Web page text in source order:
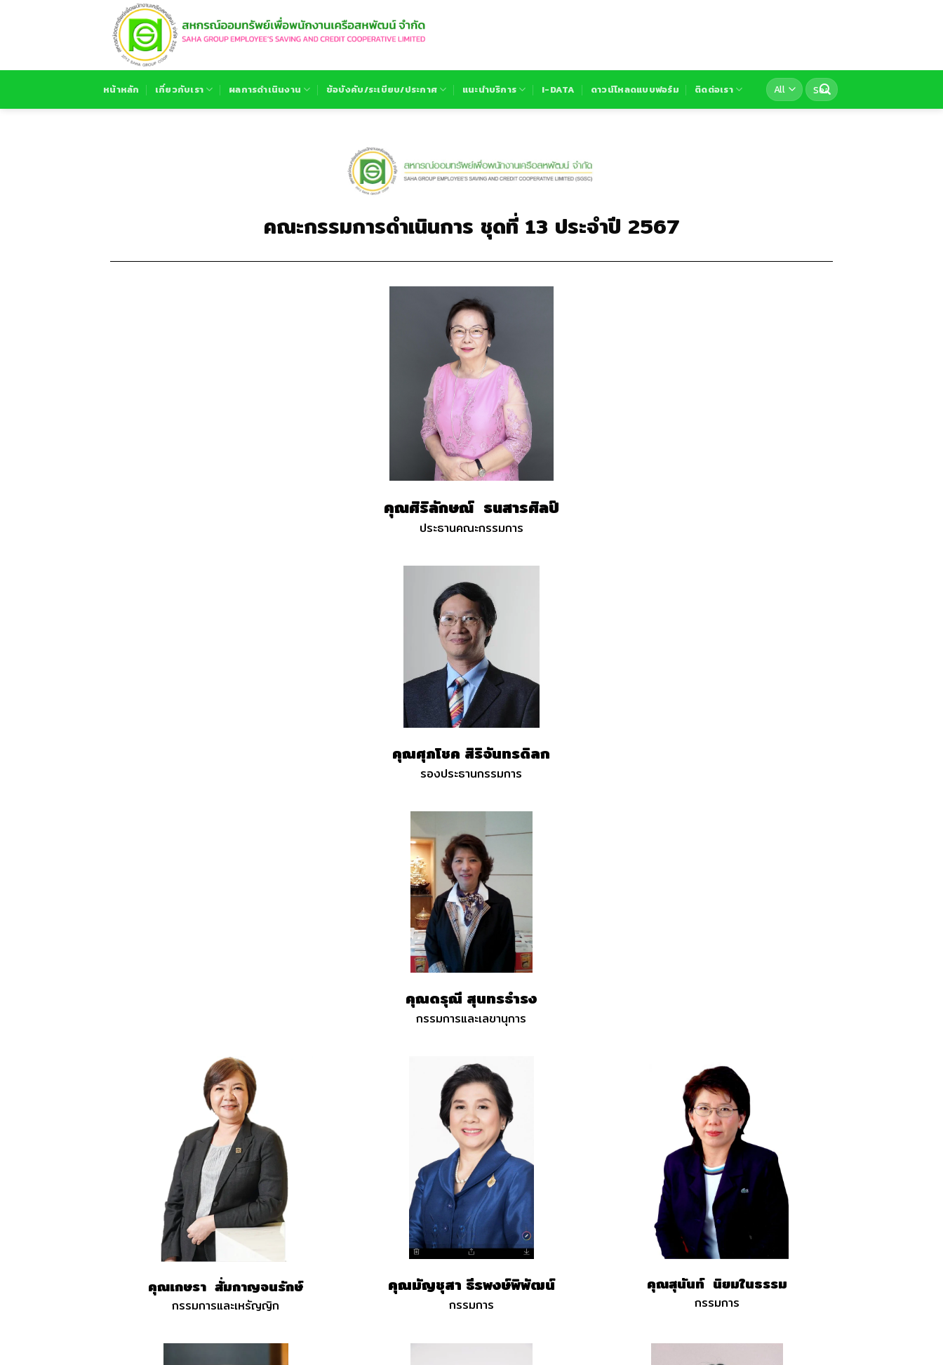
หน้าหลัก เกี่ยวกับเรา ผลการดำเนินงาน ข้อบังคับ/ระเบียบ/ประกาศ แนะนำบริการ I-DATA ดาวน์โหลดแบบฟอร์ม ติดต่อเรา
คณะกรรมการดำเนินการ ชุดที่ 13 ประจำปี 2567
คุณศิริลักษณ์ธนสารศิลป์
ประธานคณะกรรมการ
คุณศุภโชค สิริจันทรดิลก
รองประธานกรรมการ
คุณดรุณี สุนทรธำรง
กรรมการและเลขานุการ
คุณเกษรา สั่มกาญจนรักษ์
กรรมการและเหรัญญิก
คุณมัญชุสา ธีรพงษ์พิพัฒน์
กรรมการ
คุณสุนันท์ นิยมในธรรม
กรรมการ